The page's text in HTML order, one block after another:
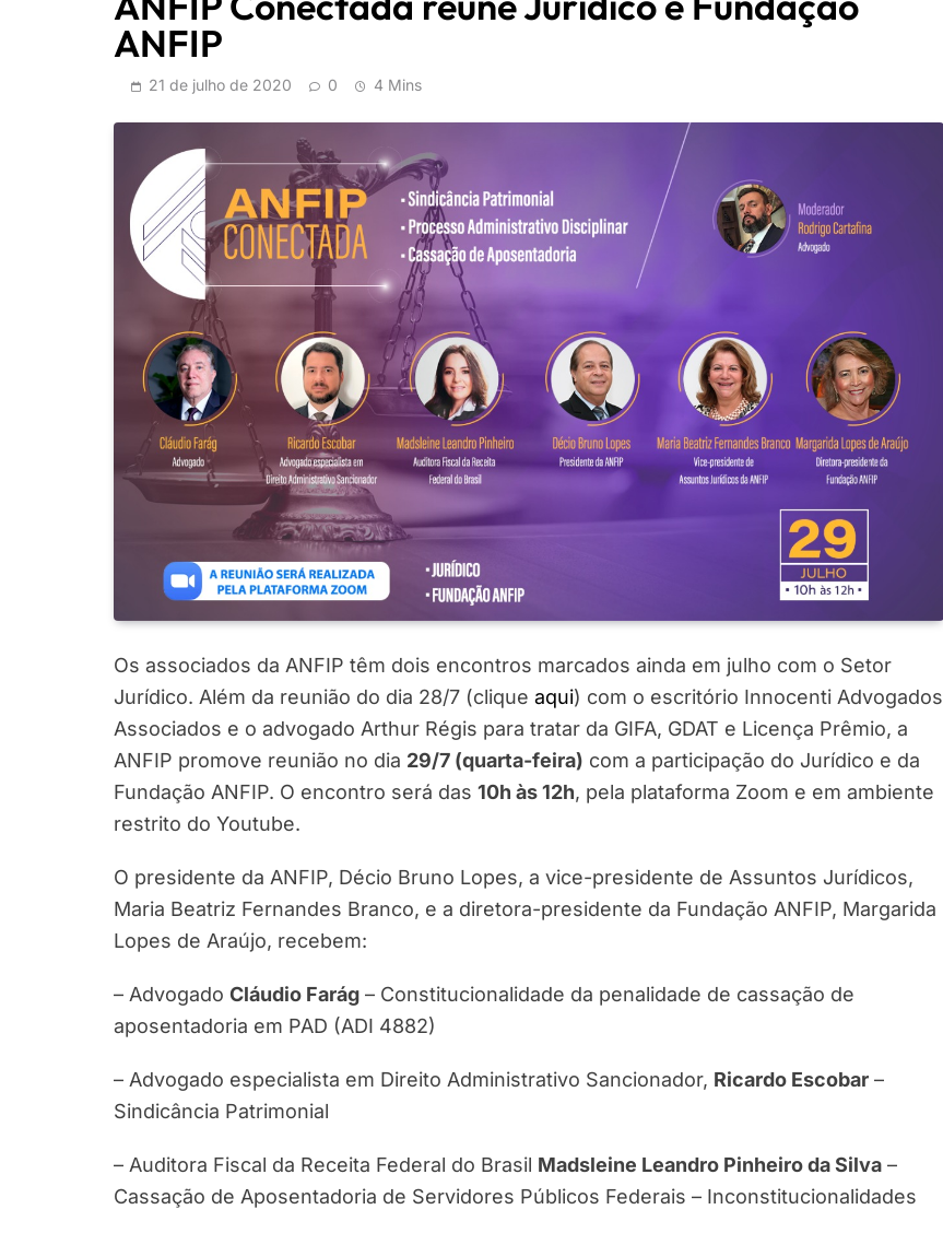
ANFIP
21 de julho de 2020 0 4 Mins
Os associados da ANFIP têm dois encontros marcados ainda em julho com o Setor
Jurídico. Além da reunião do dia 28/7 (clique aqui) com o escritório Innocenti Advogados
Associados e o advogado Arthur Régis para tratar da GIFA, GDAT e Licença Prêmio, a
ANFIP promove reunião no dia 29/7 (quarta-feira) com a participação do Jurídico e da
Fundação ANFIP. O encontro será das 10h às 12h, pela plataforma Zoom e em ambiente
restrito do Youtube.
O presidente da ANFIP, Décio Bruno Lopes, a vice-presidente de Assuntos Jurídicos,
Maria Beatriz Fernandes Branco, e a diretora-presidente da Fundação ANFIP, Margarida
Lopes de Araújo, recebem:
– Advogado Cláudio Farág – Constitucionalidade da penalidade de cassação de
aposentadoria em PAD (ADI 4882)
– Advogado especialista em Direito Administrativo Sancionador, Ricardo Escobar –
Sindicância Patrimonial
– Auditora Fiscal da Receita Federal do Brasil Madsleine Leandro Pinheiro da Silva –
Cassação de Aposentadoria de Servidores Públicos Federais – Inconstitucionalidades